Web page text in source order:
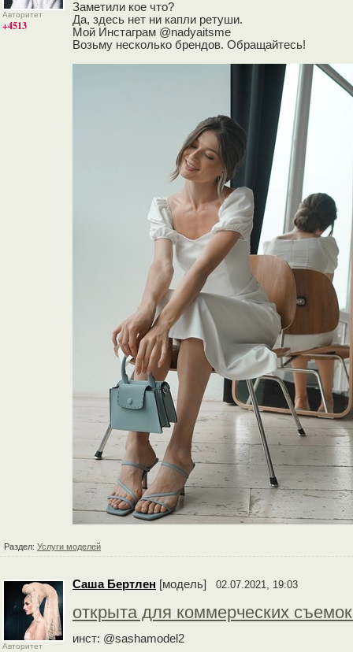
Авторитет
+4513
Заметили кое что?
Да, здесь нет ни капли ретуши.
Мой Инстаграм @nadyaitsme
Возьму несколько брендов. Обращайтесь!
Раздел: Услуги моделей
Авторитет
Cаша Бертлен [модель] 02.07.2021, 19:03
открыта для коммерческих
инст: @sashamodel2